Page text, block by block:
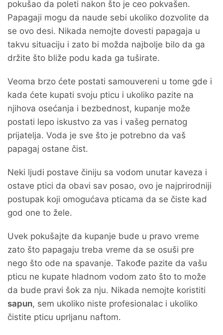
pokušao da poleti nakon što je ceo pokvašen.
Papagaji mogu da naude sebi ukoliko dozvolite da
se ovo desi. Nikada nemojte dovesti papagaja u
takvu situaciju i zato bi možda najbolje bilo da ga
držite što bliže podu kada ga tuširate.
Veoma brzo ćete postati samouvereni u tome gde i
kada ćete kupati svoju pticu i ukoliko pazite na
njihova osećanja i bezbednost, kupanje može
postati lepo iskustvo za vas i vašeg pernatog
prijatelja. Voda je sve što je potrebno da vaš
papagaj ostane čist.
Neki ljudi postave činiju sa vodom unutar kaveza i
ostave ptici da obavi sav posao, ovo je najprirodniji
postupak koji omogućava pticama da se čiste kad
god one to žele.
Uvek pokušajte da kupanje bude u pravo vreme
zato što papagaju treba vreme da se osuši pre
nego što ode na spavanje. Takođe pazite da vašu
pticu ne kupate hladnom vodom zato što to može
da bude pravi šok za nju. Nikada nemojte koristiti
sapun, sem ukoliko niste profesionalac i ukoliko
čistite pticu uprljanu naftom.